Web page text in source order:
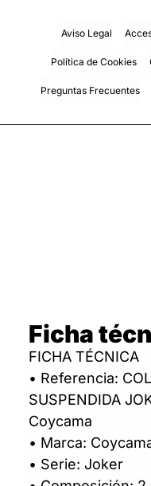
Aviso Legal
Política de Cookies
Preguntas Frecuentes
Ficha
FICHA TÉCNICA
• Referencia:
SUSPENDIDA
Coycama
• Marca:
• Serie: Joker